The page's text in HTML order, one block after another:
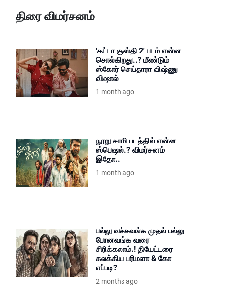
திரை விமர்சனம்
'கட்டா குஸ்தி 2' படம் என்ன
சொல்கிறது..? மீண்டும்
ஸ்கோர் செய்தாரா விஷ்ணு
விஷால்
1 month ago
நூறு சாமி படத்தில் என்ன
ஸ்பெஷல்.? விமர்சனம்
இதோ..
1 month ago
பல்லு வச்சவங்க முதல் பல்லு
போனவங்க வரை
சிரிக்கலாம்.! தியேட்டரை
கலக்கிய பரிமளா & கோ
எப்படி?
2 months ago